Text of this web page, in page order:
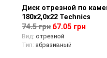
Используется с ручной
Посадочный диаметр
Просмотр товара
Диск отрезной по
180х2,0х22 Technics
74.5 грн 67.05 грн
Вид: отрезной
Тип: абразивный